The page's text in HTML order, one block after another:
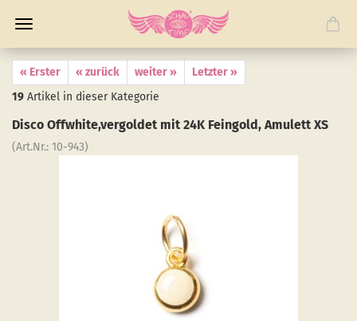
« Erster « zurück weiter »
Letzter »
19 Artikel in dieser Kategorie
Disco Off­white,ver­gol­det mit 24K Fein­gold, Amu­lett XS
(Art.Nr.: 10-​943)